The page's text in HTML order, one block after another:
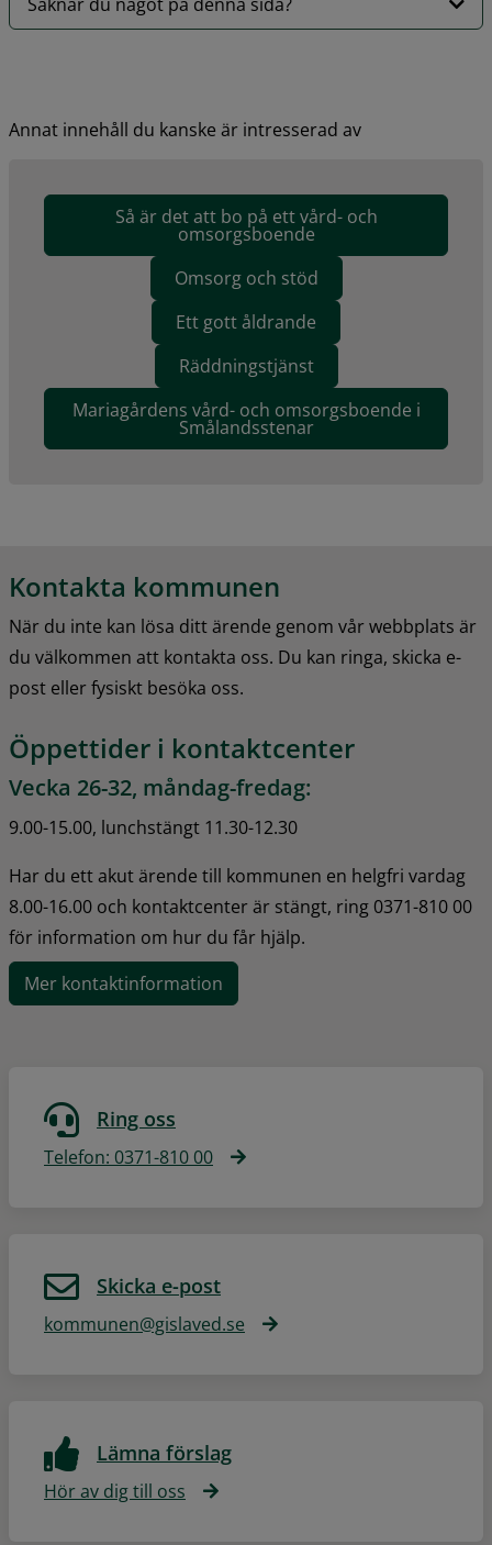
Saknar du något på denna sida?
Annat innehåll du kanske är intresserad av
Så är det att bo på ett vård- och
omsorgsboende
Omsorg och stöd
Ett gott åldrande
Räddningstjänst
Mariagårdens vård- och omsorgsboende i
Smålandsstenar
Kontakta kommunen
När du inte kan lösa ditt ärende genom vår webbplats är
du välkommen att kontakta oss. Du kan ringa, skicka e-
post eller fysiskt besöka oss.
Öppettider i kontaktcenter
Vecka 26-32, måndag-fredag:
9.00-15.00, lunchstängt 11.30-12.30
Har du ett akut ärende till kommunen en helgfri vardag
8.00-16.00 och kontaktcenter är stängt, ring 0371-810 00
för information om hur du får hjälp.
Mer kontaktinformation
Ring oss
Telefon: 0371-810 00
Skicka e-post
kommunen@gislaved.se
Lämna förslag
Hör av dig till oss